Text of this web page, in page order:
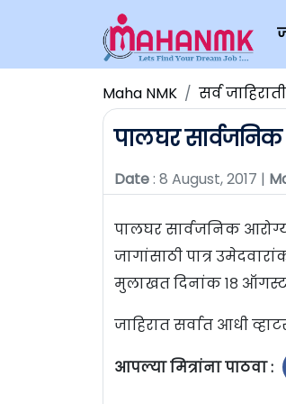
Maha NMK सर्व जाहिराती
पालघर सार्वजनिक
Date: 8 August, 2017 |
पालघर सार्वजनिक
जागांसाठी पात्र
मुलाखत दिनांक १८ ऑगस्ट
जाहिरात सर्वात आधी
आपल्या मित्रांना पाठवा :